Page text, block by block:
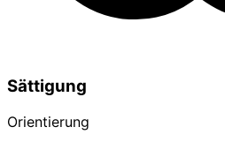
Sättigung
Orientierung